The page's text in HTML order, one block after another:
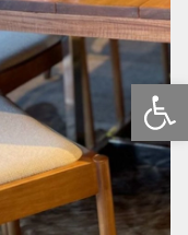
פתח סרגל נגישות